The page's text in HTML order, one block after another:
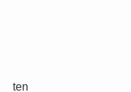
ten